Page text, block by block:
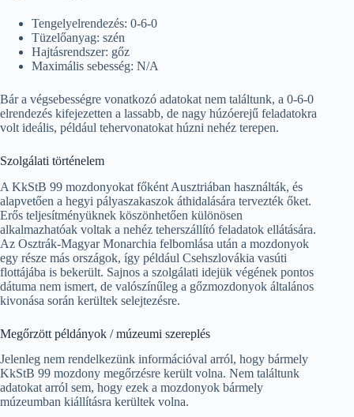
Tengelyelrendezés: 0-6-0
Tüzelőanyag: szén
Hajtásrendszer: gőz
Maximális sebesség: N/A
Bár a végsebességre vonatkozó adatokat nem találtunk, a 0-6-0
elrendezés kifejezetten a lassabb, de nagy húzóerejű feladatokra
volt ideális, például tehervonatokat húzni nehéz terepen.
Szolgálati történelem
A KkStB 99 mozdonyokat főként Ausztriában használták, és
alapvetően a hegyi pályaszakaszok áthidalására tervezték őket.
Erős teljesítményüknek köszönhetően különösen
alkalmazhatóak voltak a nehéz teherszállító feladatok ellátására.
Az Osztrák-Magyar Monarchia felbomlása után a mozdonyok
egy része más országok, így például Csehszlovákia vasúti
flottájába is bekerült. Sajnos a szolgálati idejük végének pontos
dátuma nem ismert, de valószínűleg a gőzmozdonyok általános
kivonása során kerültek selejtezésre.
Megőrzött példányok / múzeumi szereplés
Jelenleg nem rendelkezünk információval arról, hogy bármely
KkStB 99 mozdony megőrzésre került volna. Nem találtunk
adatokat arról sem, hogy ezek a mozdonyok bármely
múzeumban kiállításra kerültek volna.